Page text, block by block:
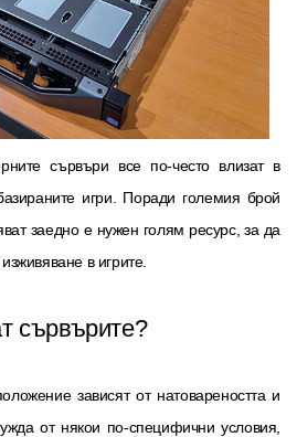
сървъри все по-често влизат в
игри. Поради големия брой
заедно е нужен голям ресурс, за да
в игрите.
сървърите?
зависят от натовареността и
от някои по-специфични условия,